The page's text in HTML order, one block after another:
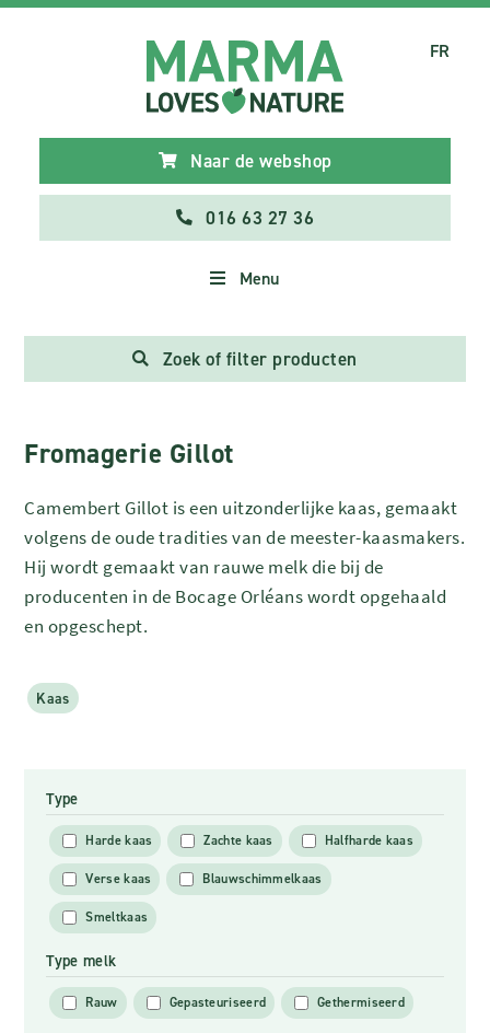
Naar de webshop
016 63 27 36
Menu
FR
Zoek of filter producten
Fromagerie Gillot
Camembert Gillot is een uitzonderlijke kaas, gemaakt
volgens de oude tradities van de meester-kaasmakers.
Hij wordt gemaakt van rauwe melk die bij de
producenten in de Bocage Orléans wordt opgehaald
en opgeschept.
Kaas
Type
Harde kaas Zachte kaas Halfharde kaas
Verse kaas Blauwschimmelkaas
Smeltkaas
Type melk
Rauw Gepasteuriseerd Gethermiseerd